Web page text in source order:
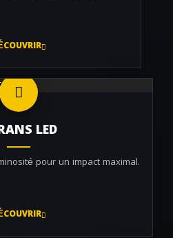
LED
pour un impact maximal.